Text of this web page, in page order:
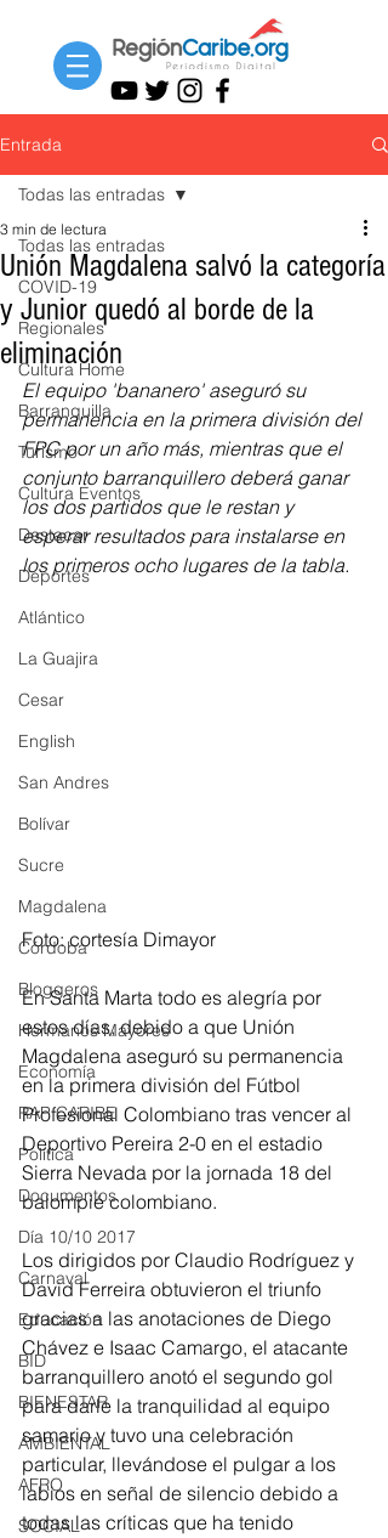
Entrada
Todas las entradas
COVID-19
Regionales
Cultura Home
Barranquilla
Turismo
Cultura Eventos
Destacar
Deportes
Atlántico
La Guajira
Cesar
English
San Andres
Bolívar
Sucre
Magdalena
Córdoba
Bloggeros
Hermanos Mayores
Economía
RAP CARIBE
Política
Documentos
Día 10/10 2017
Carnaval
Educación
BID
BIENESTAR
AMBIENTAL
AFRO
SOCIAL
Todas las entradas
Unión Magdalena salvó la categoría
y Junior quedó al borde de la
eliminación
3 min de lectura
El equipo 'bananero' aseguró su
permanencia en la primera división del
FPC por un año más, mientras que el
conjunto barranquillero deberá ganar
los dos partidos que le restan y
esperar resultados para instalarse en
los primeros ocho lugares de la tabla.
Foto: cortesía Dimayor
En Santa Marta todo es alegría por
estos días, debido a que Unión
Magdalena aseguró su permanencia
en la primera división del Fútbol
Profesional Colombiano tras vencer al
Deportivo Pereira 2-0 en el estadio
Sierra Nevada por la jornada 18 del
balompié colombiano.
Los dirigidos por Claudio Rodríguez y
David Ferreira obtuvieron el triunfo
gracias a las anotaciones de Diego
Chávez e Isaac Camargo, el atacante
barranquillero anotó el segundo gol
para darle la tranquilidad al equipo
samario y tuvo una celebración
particular, llevándose el pulgar a los
labios en señal de silencio debido a
todas las críticas que ha tenido